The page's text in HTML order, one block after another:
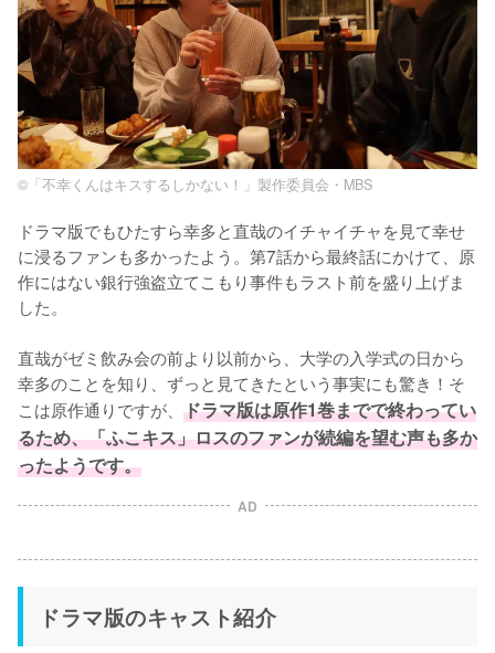
©「不幸くんはキスするしかない！」製作委員会・MBS
ドラマ版でもひたすら幸多と直哉のイチャイチャを見て幸せ
に浸るファンも多かったよう。第7話から最終話にかけて、原
作にはない銀行強盗立てこもり事件もラスト前を盛り上げま
した。
直哉がゼミ飲み会の前より以前から、大学の入学式の日から
幸多のことを知り、ずっと見てきたという事実にも驚き！そ
こは原作通りですが、 ドラマ版は原作1巻までで終わってい
るため、「ふこキス」ロスのファンが続編を望む声も多か
ったようです。
AD
ドラマ版のキャスト紹介